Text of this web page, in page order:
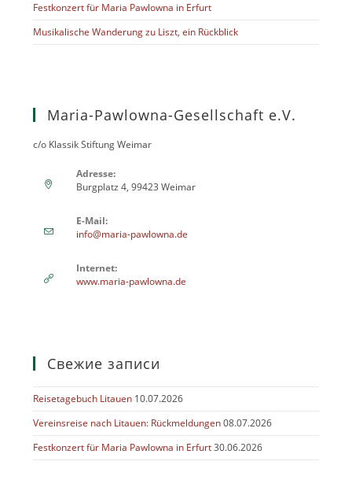
Festkonzert für Maria Pawlowna in Erfurt
Musikalische Wanderung zu Liszt, ein Rückblick
Maria-Pawlowna-Gesellschaft e.V.
c/o Klassik Stiftung Weimar
Adresse:
Burgplatz 4, 99423 Weimar
E-Mail:
info@maria-pawlowna.de
Internet:
www.maria-pawlowna.de
Свежие записи
Reisetagebuch Litauen 10.07.2026
Vereinsreise nach Litauen: Rückmeldungen 08.07.2026
Festkonzert für Maria Pawlowna in Erfurt 30.06.2026